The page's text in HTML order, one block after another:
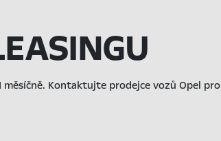
Kontaktujte prodejce vozů Opel pro